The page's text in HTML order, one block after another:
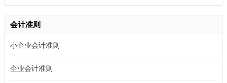
会计准则
小企业会计准则
企业会计准则